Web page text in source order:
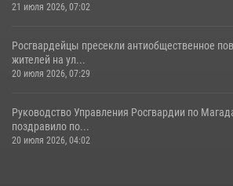
21 июля 2026, 07:02
Росгвардейцы пресекли антиобщественное
жителей на ул...
20 июля 2026, 07:29
Руководство Управления Росгвардии по
поздравило по...
20 июля 2026, 04:02